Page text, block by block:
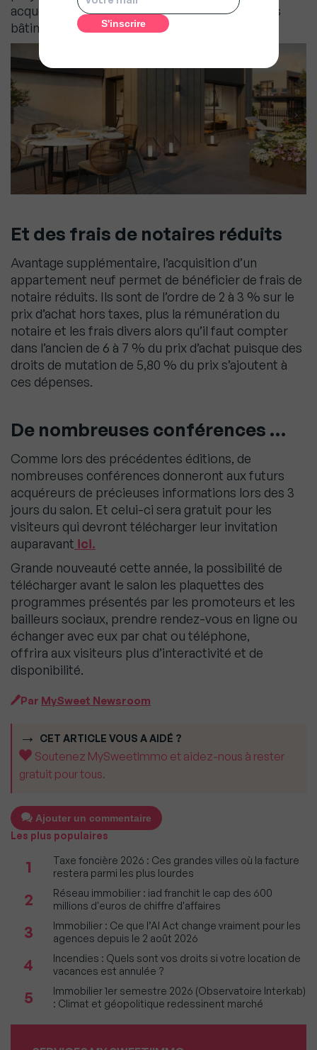
acquéreurs tout en limitant l’emprise au sol des
bâtiments.
Et des frais de notaires réduits
Avantage supplémentaire, l’acquisition d’un
appartement neuf permet de bénéficier de frais de
notaire réduits. Ils sont de l’ordre de 2 à 3 % sur le
prix d’achat hors taxes, plus la rémunération du
notaire et les frais divers alors qu’il faut compter
dans l’ancien de 6 à 7 % du prix d’achat puisque des
droits de mutation de 5,80 % du prix s’ajoutent à
ces dépenses.
De nombreuses conférences …
Comme lors des précédentes éditions, de
nombreuses conférences donneront aux futurs
acquéreurs de précieuses informations lors des 3
jours du salon. Et celui-ci sera gratuit pour les
visiteurs qui devront télécharger leur invitation
auparavant ici.
Grande nouveauté cette année, la possibilité de
télécharger avant le salon les plaquettes des
programmes présentés par les promoteurs et les
bailleurs sociaux, prendre rendez-vous en ligne ou
échanger avec eux par chat ou téléphone,
offrira aux visiteurs plus d’interactivité et de
disponibilité.
Par MySweet Newsroom
CET ARTICLE VOUS A AIDÉ ?
Soutenez MySweetImmo et aidez-nous à rester
gratuit pour tous.
Ajouter un commentaire
Les plus populaires
1
Taxe foncière 2026 : Ces grandes villes où la facture
restera parmi les plus lourdes
2
Réseau immobilier : iad franchit le cap des 600
millions d'euros de chiffre d'affaires
3
Immobilier : Ce que l’AI Act change vraiment pour les
agences depuis le 2 août 2026
4
Incendies : Quels sont vos droits si votre location de
vacances est annulée ?
5
Immobilier 1er semestre 2026 (Observatoire Interkab)
: Climat et géopolitique redessinent marché